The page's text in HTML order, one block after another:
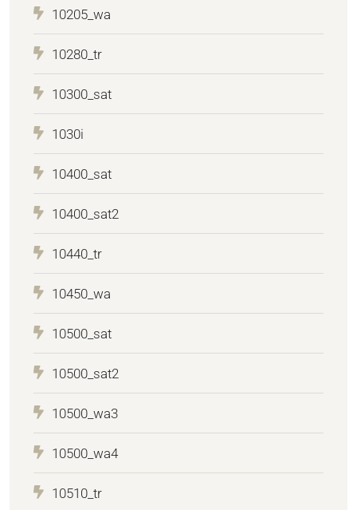
10205_wa
10280_tr
10300_sat
1030i
10400_sat
10400_sat2
10440_tr
10450_wa
10500_sat
10500_sat2
10500_wa3
10500_wa4
10510_tr